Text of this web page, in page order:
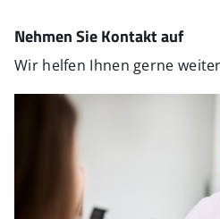
Nehmen Sie Kontakt auf
Wir helfen Ihnen gerne